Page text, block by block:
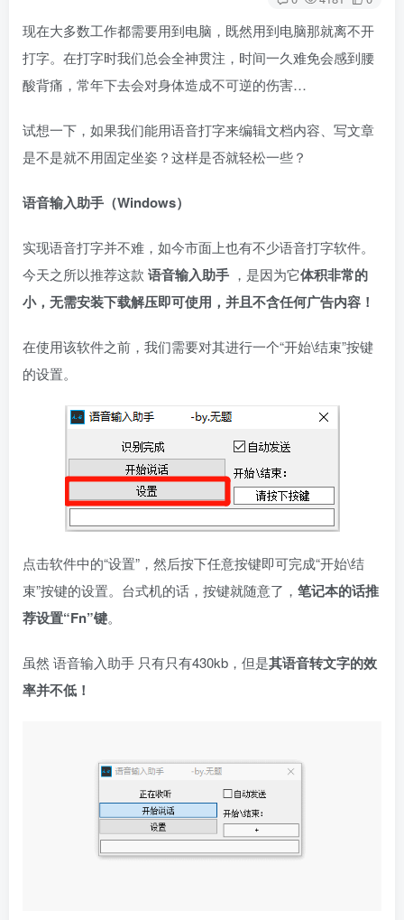
现在大多数工作都需要用到电脑，既然用到电脑那就离不开
打字。在打字时我们总会全神贯注，时间一久难免会感到腰
酸背痛，常年下去会对身体造成不可逆的伤害…
试想一下，如果我们能用语音打字来编辑文档内容、写文章
是不是就不用固定坐姿？这样是否就轻松一些？
语音输入助手（Windows）
实现语音打字并不难，如今市面上也有不少语音打字软件。
今天之所以推荐这款 语音输入助手 ，是因为它体积非常的
小，无需安装下载解压即可使用，并且不含任何广告内容！
在使用该软件之前，我们需要对其进行一个“开始\结束”按键
的设置。
点击软件中的“设置”，然后按下任意按键即可完成“开始\结
束”按键的设置。台式机的话，按键就随意了， 笔记本的话推
荐设置“Fn”键。
虽然 语音输入助手 只有只有430kb，但是其语音转文字的效
率并不低！